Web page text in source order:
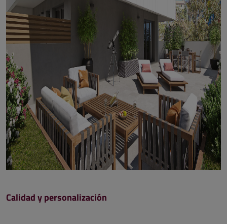
Calidad y personalización